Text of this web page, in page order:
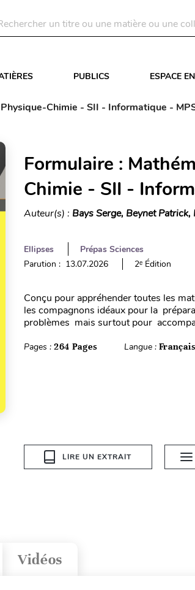
PUBLICS ESPACE
Chimie - SII - Informatique -
Formulaire :
Chimie - SII -
Auteur(s) : Bays Serge, Beynet
Ellipses
Prépas Sciences
Parution : 13.07.2026
2ᵉ Édition
Conçu pour appréhender toutes les
les compagnons idéaux pour la
problèmes mais surtout pour
Pages : 264 Pages Langue : Français
LIRE UN EXTRAIT
Vidéos